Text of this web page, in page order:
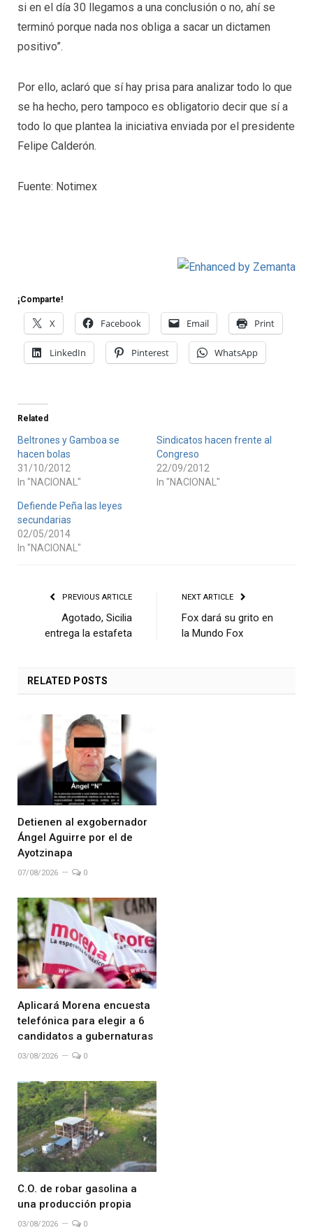
si en el día 30 llegamos a una conclusión o no, ahí se
terminó porque nada nos obliga a sacar un dictamen
positivo”.
Por ello, aclaró que sí hay prisa para analizar todo lo que
se ha hecho, pero tampoco es obligatorio decir que sí a
todo lo que plantea la iniciativa enviada por el presidente
Felipe Calderón.
Fuente: Notimex
¡Comparte!
X Facebook Email Print
LinkedIn Pinterest WhatsApp
Related
Beltrones y Gamboa se
hacen bolas
31/10/2012
In "NACIONAL"
Sindicatos hacen frente al
Congreso
22/09/2012
In "NACIONAL"
Defiende Peña las leyes
secundarias
02/05/2014
In "NACIONAL"
PREVIOUS ARTICLE
Agotado, Sicilia
entrega la estafeta
NEXT ARTICLE
Fox dará su grito en
la Mundo Fox
RELATED POSTS
Detienen al exgobernador
Ángel Aguirre por el de
Ayotzinapa
07/08/2026 0
Aplicará Morena encuesta
telefónica para elegir a 6
candidatos a gubernaturas
03/08/2026 0
C.O. de robar gasolina a
una producción propia
03/08/2026 0